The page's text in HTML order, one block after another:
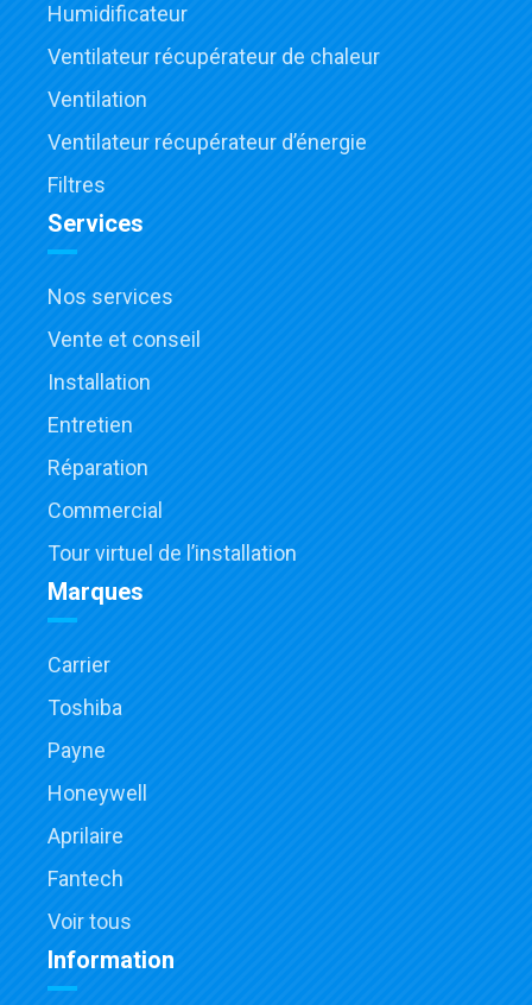
Humidificateur
Ventilateur récupérateur de chaleur
Ventilation
Ventilateur récupérateur d’énergie
Filtres
Services
Nos services
Vente et conseil
Installation
Entretien
Réparation
Commercial
Tour virtuel de l’installation
Marques
Carrier
Toshiba
Payne
Honeywell
Aprilaire
Fantech
Voir tous
Information